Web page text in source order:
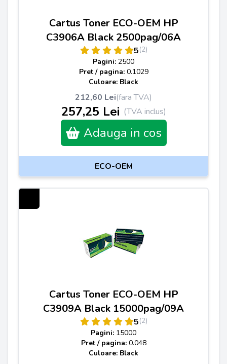
Cartus Toner ECO-OEM HP
C3906A Black 2500pag/06A
5(2)
Pagini: 2500
Pret / pagina: 0.1029
Culoare: Black
212,60 Lei(fara TVA)
257,25 Lei (TVA inclus)
Adauga in cos
ECO-OEM
Cartus Toner ECO-OEM HP
C3909A Black 15000pag/09A
5(2)
Pagini: 15000
Pret / pagina: 0.048
Culoare: Black